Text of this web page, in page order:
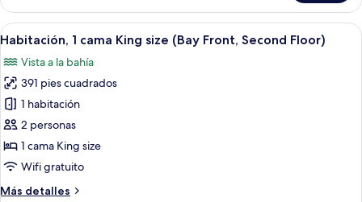
First
Floor)
2
camas
Queen
(Bay
Front
Queens
First
Floor)
Abrir
todas
las
fotos
de
Habitación,
1
cama
size
Habitación de hotel con una cama
5
Habitación, 1 cama King size (Bay Front, Second Floor)
Vista a la bahía
391 pies cuadrados
1 habitación
2 personas
1 cama King size
Wifi gratuito
Más detalles
Más